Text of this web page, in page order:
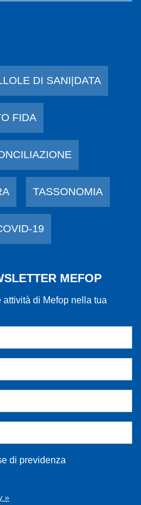
DI SANI|DATA
FIDA
TASSONOMIA
19
MEFOP
di Mefop nella tua
di previdenza
»